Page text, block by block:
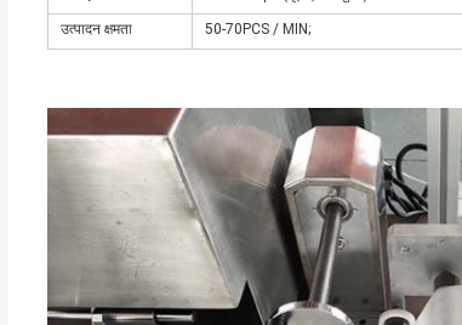
उत्पादन क्षमता 50-70PCS / MIN;